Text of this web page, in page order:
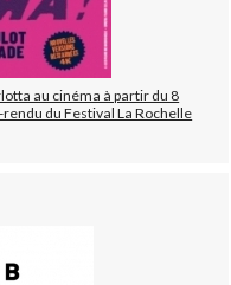
au cinéma à partir du 8
du Festival La Rochelle